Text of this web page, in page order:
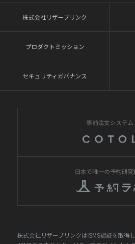
株式会社リザーブリンク
プロダクトミッション
セキュリティガバナンス
事前注文システム
日本で唯一の予約研究
株式会社リザーブリンクはISMS認証を取得